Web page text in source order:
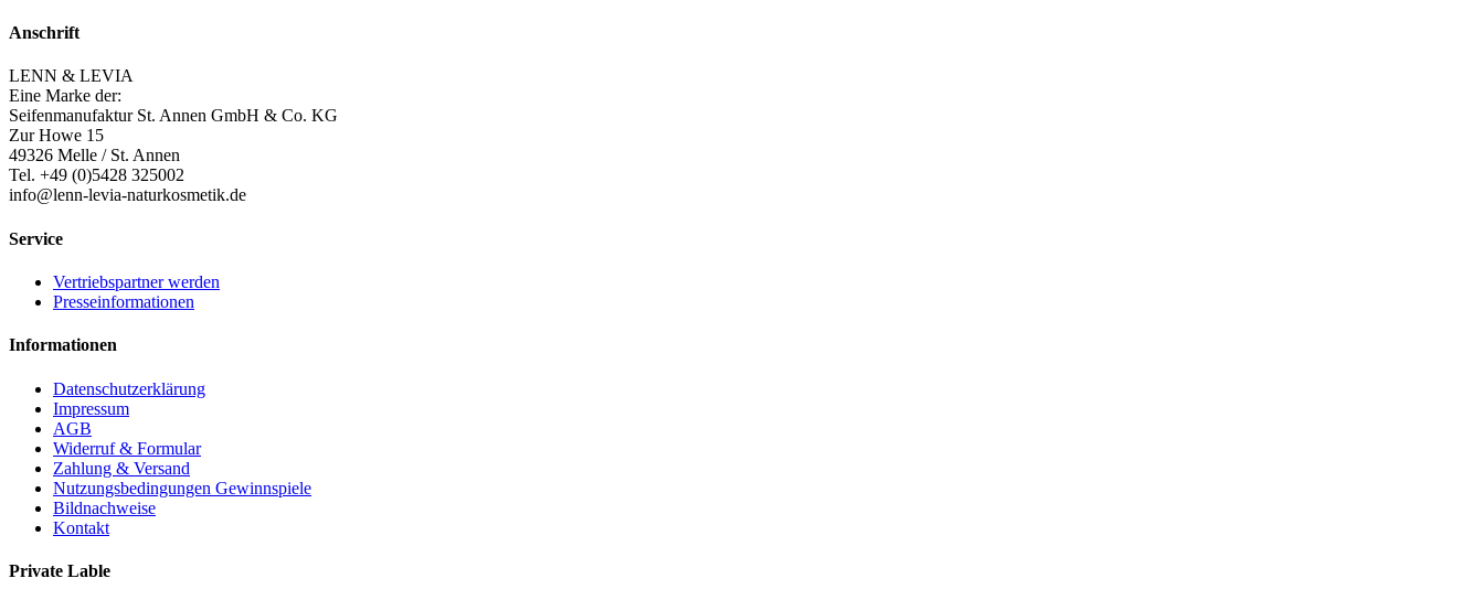
Anschrift
LENN & LEVIA
Eine Marke der:
Seifenmanufaktur St. Annen GmbH & Co. KG
Zur Howe 15
49326 Melle / St. Annen
Tel. +49 (0)5428 325002
info@lenn-levia-naturkosmetik.de
Service
Vertriebspartner werden
Presseinformationen
Informationen
Datenschutzerklärung
Impressum
AGB
Widerruf & Formular
Zahlung & Versand
Nutzungsbedingungen Gewinnspiele
Bildnachweise
Kontakt
Private Lable